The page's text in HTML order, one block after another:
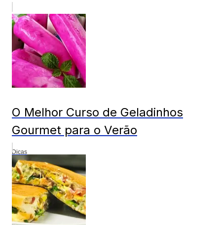
O Melhor Curso de Geladinhos
Gourmet para o Verão
Dicas